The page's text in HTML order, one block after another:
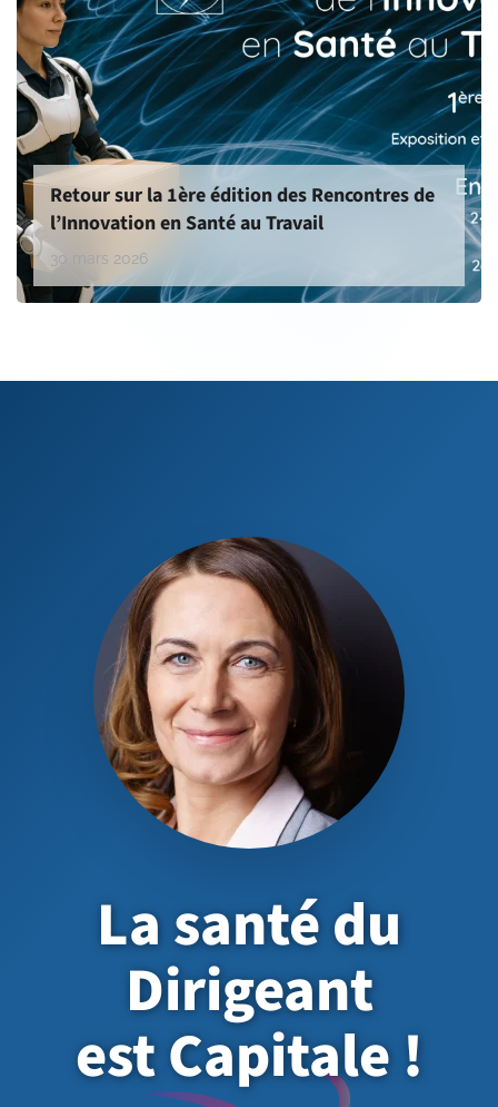
Retour sur la 1ère édition des Rencontres de
l’Innovation en Santé au Travail
30 mars 2026
La santé du
Dirigeant
est Capitale !